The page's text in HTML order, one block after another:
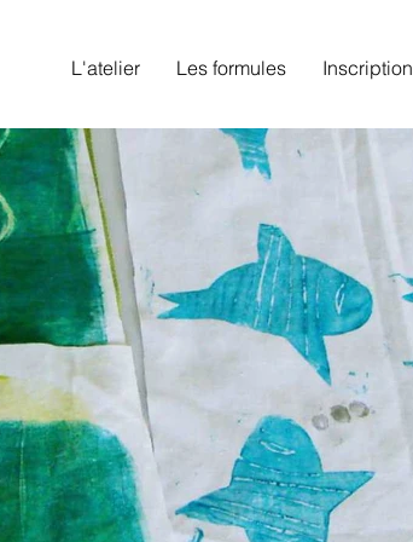
L'atelier Les formules Inscription